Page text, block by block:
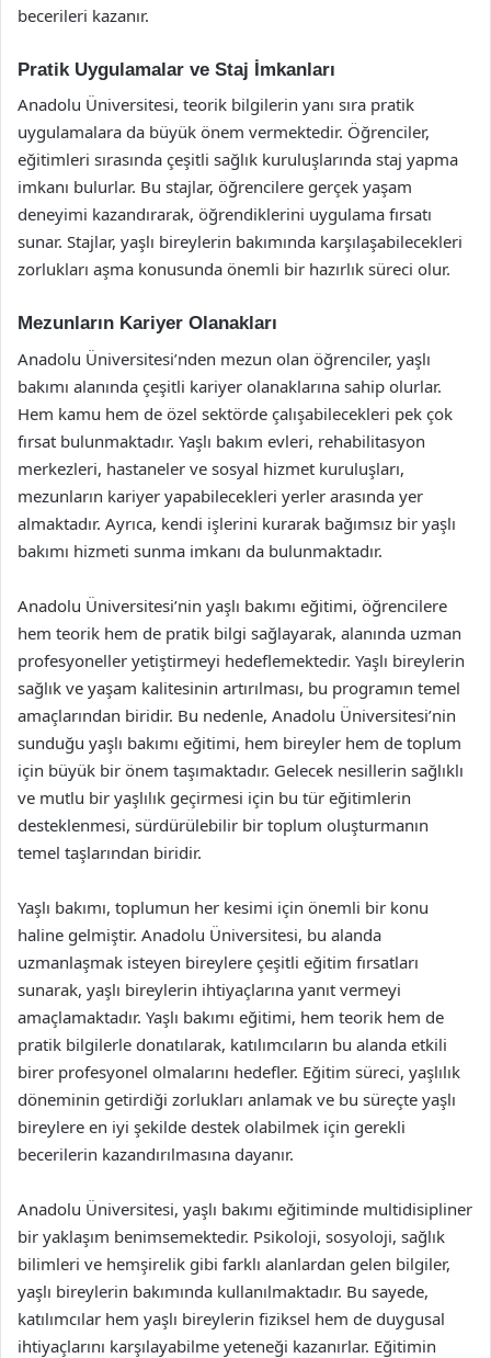
becerileri kazanır.
Pratik Uygulamalar ve Staj İmkanları
Anadolu Üniversitesi, teorik bilgilerin yanı sıra pratik
uygulamalara da büyük önem vermektedir. Öğrenciler,
eğitimleri sırasında çeşitli sağlık kuruluşlarında staj yapma
imkanı bulurlar. Bu stajlar, öğrencilere gerçek yaşam
deneyimi kazandırarak, öğrendiklerini uygulama fırsatı
sunar. Stajlar, yaşlı bireylerin bakımında karşılaşabilecekleri
zorlukları aşma konusunda önemli bir hazırlık süreci olur.
Mezunların Kariyer Olanakları
Anadolu Üniversitesi’nden mezun olan öğrenciler, yaşlı
bakımı alanında çeşitli kariyer olanaklarına sahip olurlar.
Hem kamu hem de özel sektörde çalışabilecekleri pek çok
fırsat bulunmaktadır. Yaşlı bakım evleri, rehabilitasyon
merkezleri, hastaneler ve sosyal hizmet kuruluşları,
mezunların kariyer yapabilecekleri yerler arasında yer
almaktadır. Ayrıca, kendi işlerini kurarak bağımsız bir yaşlı
bakımı hizmeti sunma imkanı da bulunmaktadır.
Anadolu Üniversitesi’nin yaşlı bakımı eğitimi, öğrencilere
hem teorik hem de pratik bilgi sağlayarak, alanında uzman
profesyoneller yetiştirmeyi hedeflemektedir. Yaşlı bireylerin
sağlık ve yaşam kalitesinin artırılması, bu programın temel
amaçlarından biridir. Bu nedenle, Anadolu Üniversitesi’nin
sunduğu yaşlı bakımı eğitimi, hem bireyler hem de toplum
için büyük bir önem taşımaktadır. Gelecek nesillerin sağlıklı
ve mutlu bir yaşlılık geçirmesi için bu tür eğitimlerin
desteklenmesi, sürdürülebilir bir toplum oluşturmanın
temel taşlarından biridir.
Yaşlı bakımı, toplumun her kesimi için önemli bir konu
haline gelmiştir. Anadolu Üniversitesi, bu alanda
uzmanlaşmak isteyen bireylere çeşitli eğitim fırsatları
sunarak, yaşlı bireylerin ihtiyaçlarına yanıt vermeyi
amaçlamaktadır. Yaşlı bakımı eğitimi, hem teorik hem de
pratik bilgilerle donatılarak, katılımcıların bu alanda etkili
birer profesyonel olmalarını hedefler. Eğitim süreci, yaşlılık
döneminin getirdiği zorlukları anlamak ve bu süreçte yaşlı
bireylere en iyi şekilde destek olabilmek için gerekli
becerilerin kazandırılmasına dayanır.
Anadolu Üniversitesi, yaşlı bakımı eğitiminde multidisipliner
bir yaklaşım benimsemektedir. Psikoloji, sosyoloji, sağlık
bilimleri ve hemşirelik gibi farklı alanlardan gelen bilgiler,
yaşlı bireylerin bakımında kullanılmaktadır. Bu sayede,
katılımcılar hem yaşlı bireylerin fiziksel hem de duygusal
ihtiyaçlarını karşılayabilme yeteneği kazanırlar. Eğitimin